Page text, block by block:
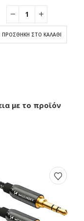
was:
€4.90.
€3.90.
ΠΡΟΣΘΉΚΗ ΣΤΟ ΚΑΛΆΘΙ
με το προϊόν